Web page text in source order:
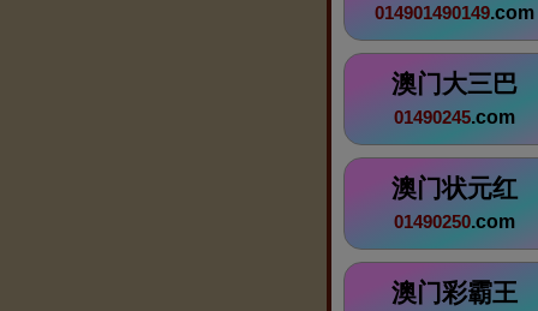
014901490149.com
澳门大三巴
01490245.com
澳门状元红
01490250.com
澳门彩霸王